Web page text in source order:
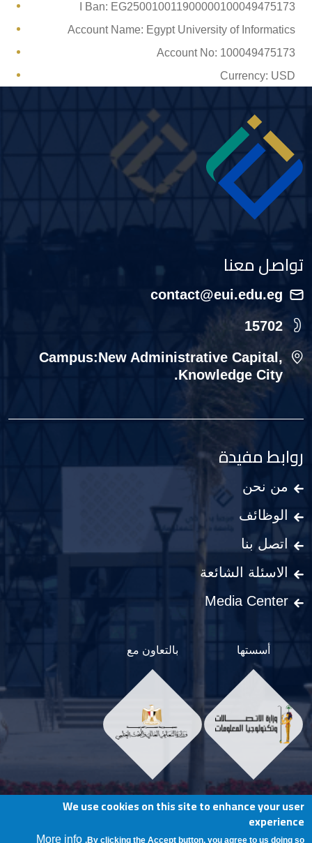
I Ban: EG250010011900000100049475173
Account Name: Egypt University of Informatics
Account No: 100049475173
Currency: USD
تواصل معنا
contact@eui.edu.eg
15702
Campus:New Administrative Capital,
Knowledge City.
روابط مفيدة
من نحن
الوظائف
اتصل بنا
الاسئلة الشائعة
Media Center
أسستها بالتعاون مع
Social Menu
We use cookies on this site to enhance your user
experience
By clicking the Accept button, you agree to us doing so.
More info